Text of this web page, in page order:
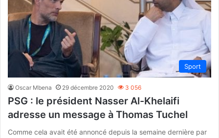
Sport
Oscar Mbena 29 décembre 2020 3 056
PSG : le président Nasser Al-Khelaifi
adresse un message à Thomas Tuchel
Comme cela avait été annoncé depuis la semaine dernière par